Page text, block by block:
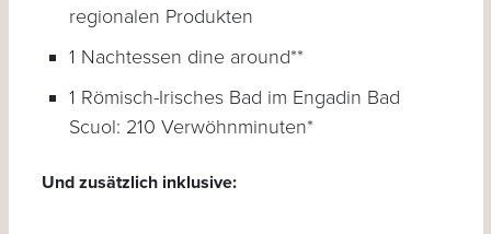
regionalen Produkten
1 Nachtessen dine around**
1 Römisch-Irisches Bad im Engadin Bad
Scuol: 210 Verwöhnminuten*
Und zusätzlich inklusive: